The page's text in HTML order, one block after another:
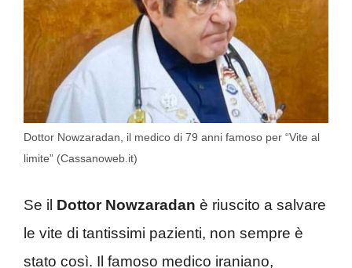
Dottor Nowzaradan, il medico di 79 anni famoso per “Vite al
limite” (Cassanoweb.it)
Se il Dottor Nowzaradan è riuscito a salvare
le vite di tantissimi pazienti, non sempre è
stato così. Il famoso medico iraniano,